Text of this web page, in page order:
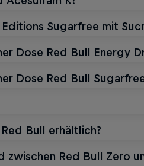
Sugarfree mit
Dose Red Bull Energy
Dose Red Bull
Bull erhältlich?
zwischen Red Bull Zero